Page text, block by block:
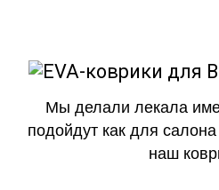
Мы делали лекала
подойдут как для
наш